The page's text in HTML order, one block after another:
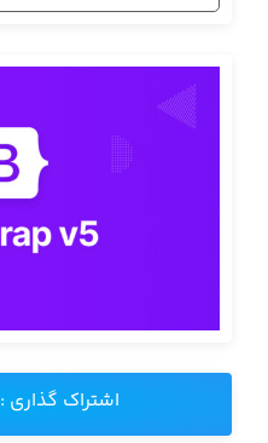
اشتراک گذاری :